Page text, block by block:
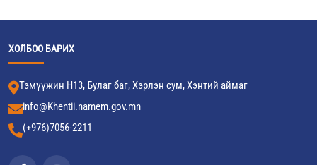
ХОЛБОО БАРИХ
Тэмүүжин Н13, Булаг баг, Хэрлэн сум, Хэнтий аймаг
info@Khentii.namem.gov.mn
(+976)7056-2211